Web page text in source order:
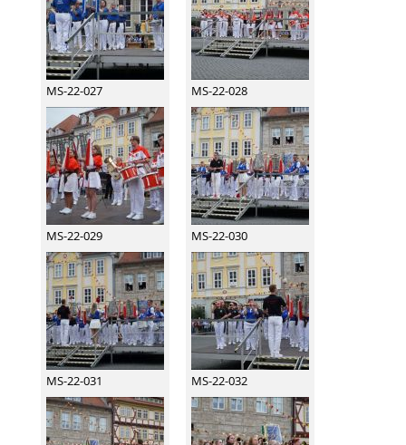
MS-22-027 MS-22-028
MS-22-029 MS-22-030
MS-22-031 MS-22-032